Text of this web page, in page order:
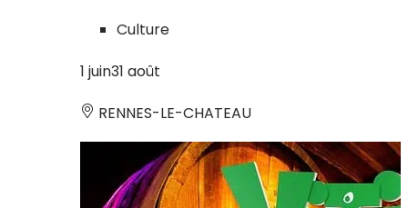
Culture
1 juin31 août
RENNES-LE-CHATEAU